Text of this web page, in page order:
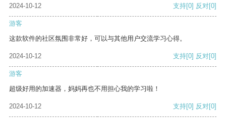
2024-10-12 支持[0] 反对[0]
游客
这款软件的社区氛围非常好，可以与其他用户交流学习心得。
2024-10-12 支持[0] 反对[0]
游客
超级好用的加速器，妈妈再也不用担心我的学习啦！
2024-10-12 支持[0] 反对[0]